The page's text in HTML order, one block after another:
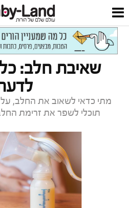
הנקה, תמ"ל
שאיבת חלב:
מתי כדאי לשאוב את החלב,
תוכלי לשפר את זרימת